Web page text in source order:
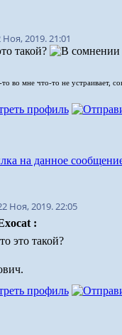
2019. 21:01
такой?
во мне что-то не устраивает,
Ноя, 2019. 22:05
:
это такой?